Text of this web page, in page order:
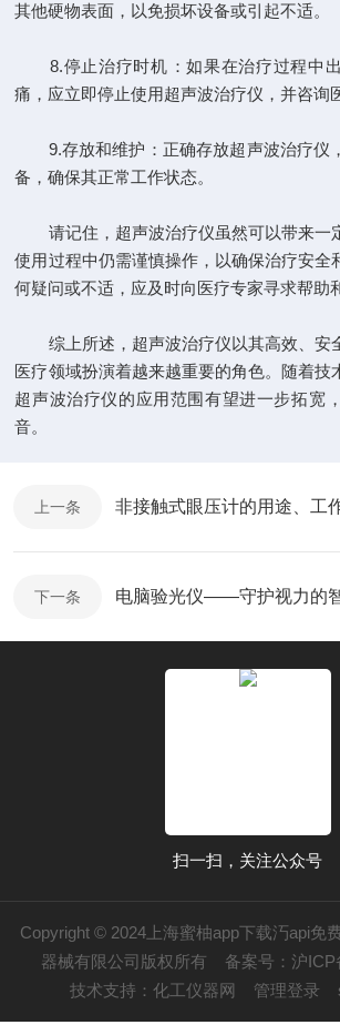
其他硬物表面，以免损坏设备或引起不适。
8.停止治疗时机：如果在治疗过程中
痛，应立即停止使用超声波治疗仪，并咨询医
9.存放和维护：正确存放超声波治疗仪
备，确保其正常工作状态。
请记住，超声波治疗仪虽然可以带来一定
使用过程中仍需谨慎操作，以确保治疗安全
何疑问或不适，应及时向医疗专家寻求帮助和建
综上所述，超声波治疗仪以其高效、安
医疗领域扮演着越来越重要的角色。随着技
超声波治疗仪的应用范围有望进一步拓宽
音。
上一条 非接触式眼压计的用途、
下一条 电脑验光仪——守护视力的
扫一扫，关注公众号
Copyright © 2024上海蜜柚app下载汅api免
器械有限公司版权所有 备案号：沪
技术支持： 化工仪器网 管理登录